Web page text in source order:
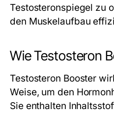
Testosteronspiegel zu
den Muskelaufbau
Wie Testosteron
Testosteron Booster
Weise, um den
Sie enthalten